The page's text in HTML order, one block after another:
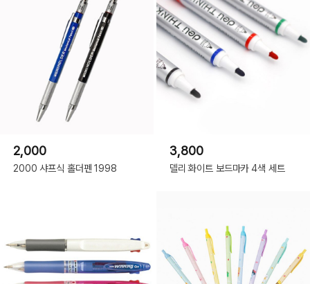
2,000
2000 샤프식 홀더펜 1998
3,800
델리 화이트 보드마카 4색 세트